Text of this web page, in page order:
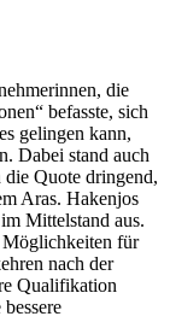
die
befasste, sich
gelingen kann,
Dabei stand auch
Quote dringend,
Aras. Hakenjos
Mittelstand aus.
Möglichkeiten für
nach der
Qualifikation